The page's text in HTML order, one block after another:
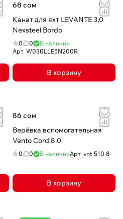
68 сом
Канат для яхт LEVANTE 3,0
Nexsteel Bordo
0 0
В наличии
Арт. W030LLE5N200R
В корзину
86 сом
Верёвка вспомогательная
Vento Cord 8.0
0 0 В наличииАрт. vnt 510 8
В корзину